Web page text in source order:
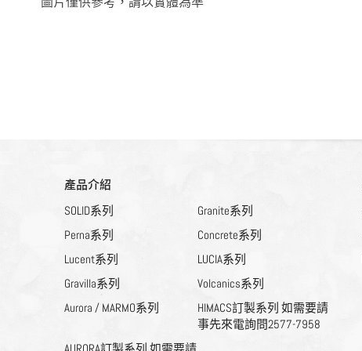
產品介紹
SOLID系列
Granite系列
Perna系列
Concrete系列
Lucent系列
LUCIA系列
Gravilla系列
Volcanics系列
Aurora / MARMO系列
HIMACS訂製系列 如需要請
事先來電詢問2577-7958